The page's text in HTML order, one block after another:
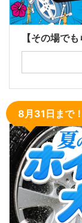
【その場で
8月31日まで！